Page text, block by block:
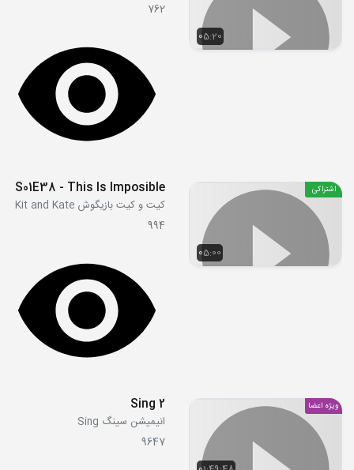
05:20
762
05:00
اشتراکی S01E38 - This Is Imposible
کیت و کیت بازیگوش Kit and Kate
994
ویژه اعضا Sing 2
انیمیشن سینگ Sing
9647